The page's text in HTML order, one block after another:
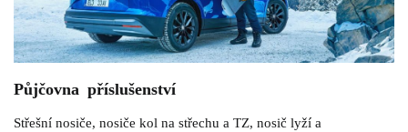
Půjčovna příslušenství
Střešní nosiče, nosiče kol na střechu a TZ, nosič lyží a